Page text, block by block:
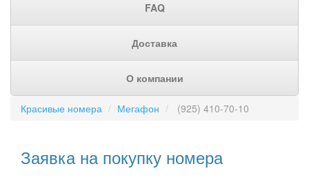
FAQ
Доставка
О компании
Красивые номера Мегафон (925) 410-70-10
Заявка на покупку номера